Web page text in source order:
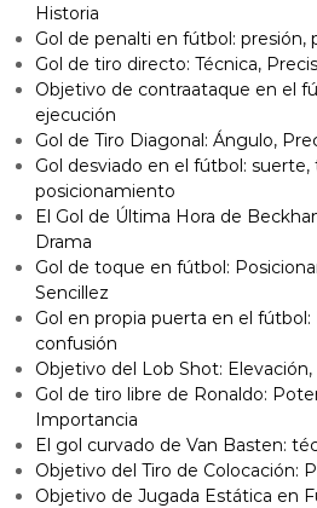
Historia
Gol de penalti en fútbol: presión,
Gol de tiro directo: Técnica,
Objetivo de contraataque en el
ejecución
Gol de Tiro Diagonal: Ángulo,
Gol desviado en el fútbol: suerte,
posicionamiento
El Gol de Última Hora de
Drama
Gol de toque en fútbol:
Sencillez
Gol en propia puerta en el fútbol:
confusión
Objetivo del Lob Shot: Elevación,
Gol de tiro libre de Ronaldo:
Importancia
El gol curvado de Van Basten:
Objetivo del Tiro de Colocación:
Objetivo de Jugada Estática en